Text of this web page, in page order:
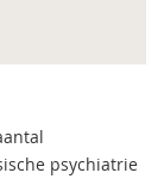
psychiatrie